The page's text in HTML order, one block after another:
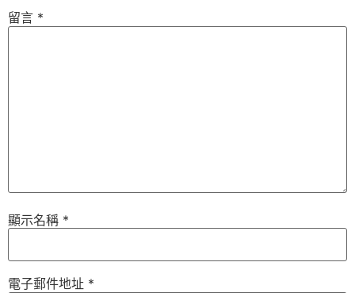
留言 *
顯示名稱 *
電子郵件地址 *